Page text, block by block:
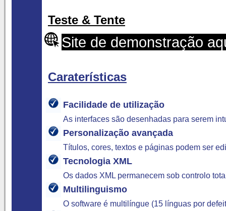
Teste & Tente
Site de demonstração
Caraterísticas
Facilidade de utilização
As interfaces são desenhadas para serem
Personalização avançada
Títulos, cores, textos e páginas podem ser
Tecnologia XML
Os dados XML permanecem sob controlo
Multilinguismo
O software é multilíngue (15 línguas por